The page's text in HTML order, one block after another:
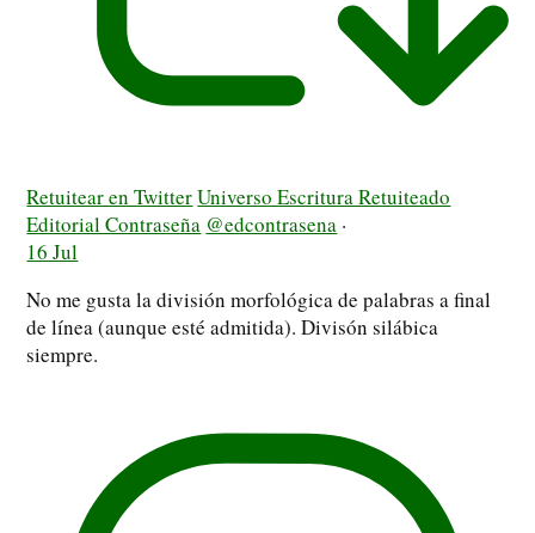
Retuitear en TwitterUniverso Escritura Retuiteado
Editorial Contraseña @edcontrasena ·
16 Jul
No me gusta la división morfológica de palabras a final
de línea (aunque esté admitida). Divisón silábica
siempre.